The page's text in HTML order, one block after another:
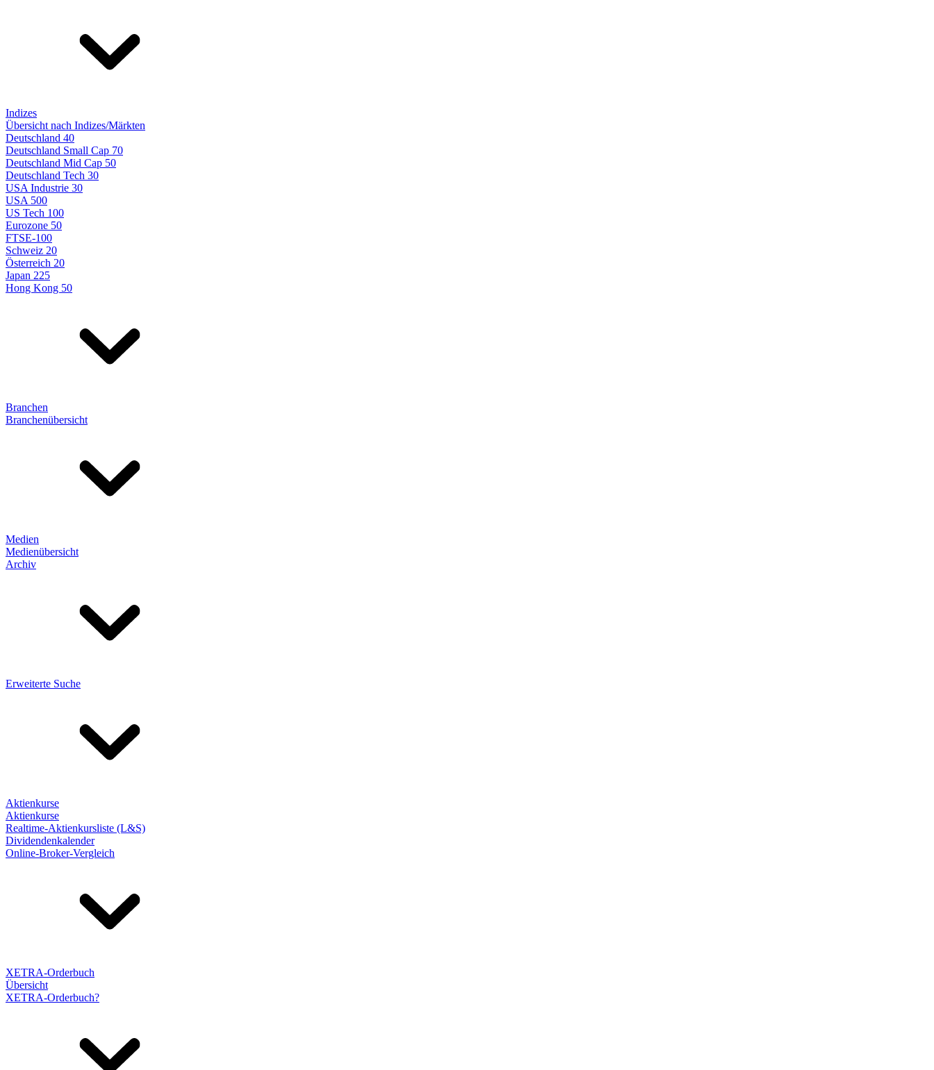
Indizes
Übersicht nach Indizes/Märkten
Deutschland 40
Deutschland Small Cap 70
Deutschland Mid Cap 50
Deutschland Tech 30
USA Industrie 30
USA 500
US Tech 100
Eurozone 50
FTSE-100
Schweiz 20
Österreich 20
Japan 225
Hong Kong 50
Branchen
Branchenübersicht
Medien
Medienübersicht
Archiv
Erweiterte Suche
Aktienkurse
Aktienkurse
Realtime-Aktienkursliste (L&S)
Dividendenkalender
Online-Broker-Vergleich
XETRA-Orderbuch
Übersicht
XETRA-Orderbuch?